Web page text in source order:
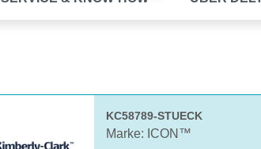
KC58789-STUECK
Marke: ICON™